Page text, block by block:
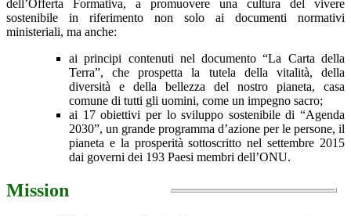
dell’Offerta Formativa, a promuovere una cultura del vivere
sostenibile in riferimento non solo ai documenti normativi
ministeriali, ma anche:
ai principi contenuti nel documento “La Carta della
Terra”, che prospetta la tutela della vitalità, della
diversità e della bellezza del nostro pianeta, casa
comune di tutti gli uomini, come un impegno sacro;
ai 17 obiettivi per lo sviluppo sostenibile di “Agenda
2030”, un grande programma d’azione per le persone, il
pianeta e la prosperità sottoscritto nel settembre 2015
dai governi dei 193 Paesi membri dell’ONU.
Mission